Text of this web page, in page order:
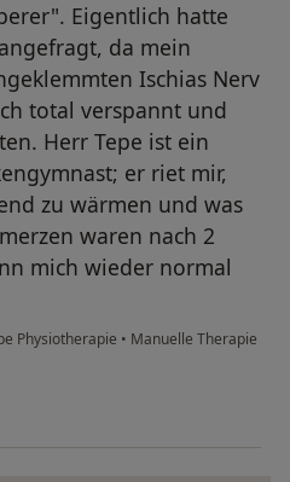
Eigentlich hatte
da mein
Ischias Nerv
total verspannt und
Herr Tepe ist ein
er riet mir,
zu wärmen und was
waren nach 2
mich wieder normal
Physiotherapie • Manuelle Therapie